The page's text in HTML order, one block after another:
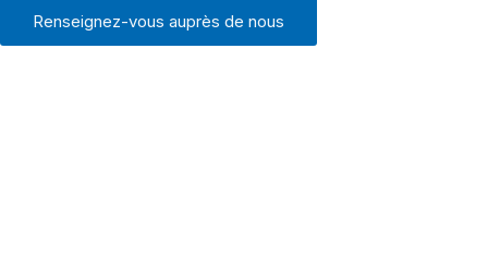
Renseignez-vous auprès de nous